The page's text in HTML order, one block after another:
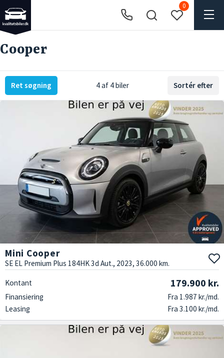
0
Cooper
Ret søgning 4 af 4 biler Sortér efter
Mini Cooper
SE EL Premium Plus 184HK 3d Aut., 2023, 36.000 km.
Kontant 179.900 kr.
Finansiering
Fra 1.987 kr./md.
Leasing
Fra 3.100 kr./md.